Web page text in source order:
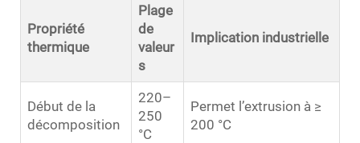
Propriété
thermique
Plage
de
valeur
s
Implication industrielle
Début de la
décomposition
220–
250
°C
Permet l’extrusion à ≥
200 °C